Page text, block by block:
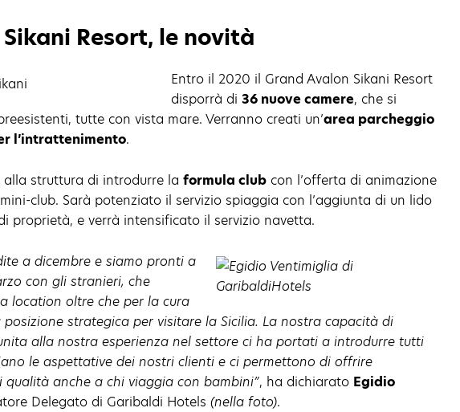
Resort, le novità
Entro il 2020 il Grand Avalon Sikani Resort
disporrà di 36 nuove camere, che si
tutte con vista mare. Verranno creati un’area parcheggio
l’intrattenimento.
alla struttura di introdurre la formula club con l’offerta di animazione
club. Sarà potenziato il servizio spiaggia con l’aggiunta di un lido
proprietà, e verrà intensificato il servizio navetta.
a dicembre e siamo pronti a
con gli stranieri, che
location oltre che per la cura
strategica per visitare la Sicilia. La nostra capacità di
alla nostra esperienza nel settore ci ha portati a introdurre tutti
le aspettative dei nostri clienti e ci permettono di offrire
anche a chi viaggia con bambini”, ha dichiarato Egidio
Delegato di Garibaldi Hotels (nella foto).